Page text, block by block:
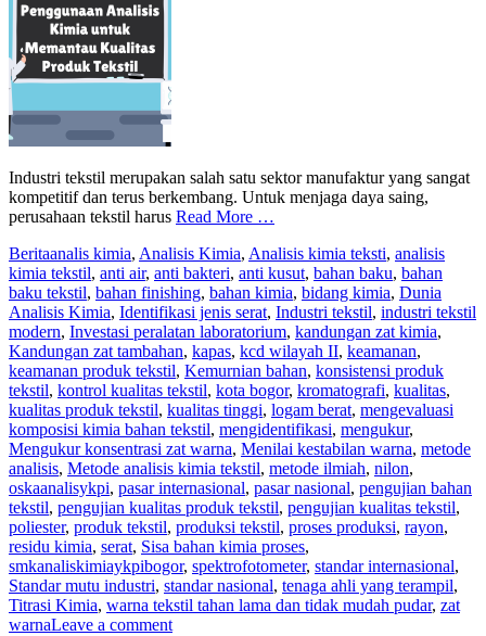
Industri tekstil merupakan salah satu sektor manufaktur yang sangat
kompetitif dan terus berkembang. Untuk menjaga daya saing,
perusahaan tekstil harus Read More …
Beritaanalis kimia, Analisis Kimia, Analisis kimia teksti, analisis
kimia tekstil, anti air, anti bakteri, anti kusut, bahan baku, bahan
baku tekstil, bahan finishing, bahan kimia, bidang kimia, Dunia
Analisis Kimia, Identifikasi jenis serat, Industri tekstil, industri tekstil
modern, Investasi peralatan laboratorium, kandungan zat kimia,
Kandungan zat tambahan, kapas, kcd wilayah II, keamanan,
keamanan produk tekstil, Kemurnian bahan, konsistensi produk
tekstil, kontrol kualitas tekstil, kota bogor, kromatografi, kualitas,
kualitas produk tekstil, kualitas tinggi, logam berat, mengevaluasi
komposisi kimia bahan tekstil, mengidentifikasi, mengukur,
Mengukur konsentrasi zat warna, Menilai kestabilan warna, metode
analisis, Metode analisis kimia tekstil, metode ilmiah, nilon,
oskaanalisykpi, pasar internasional, pasar nasional, pengujian bahan
tekstil, pengujian kualitas produk tekstil, pengujian kualitas tekstil,
poliester, produk tekstil, produksi tekstil, proses produksi, rayon,
residu kimia, serat, Sisa bahan kimia proses,
smkanaliskimiaykpibogor, spektrofotometer, standar internasional,
Standar mutu industri, standar nasional, tenaga ahli yang terampil,
Titrasi Kimia, warna tekstil tahan lama dan tidak mudah pudar, zat
warnaLeave a comment